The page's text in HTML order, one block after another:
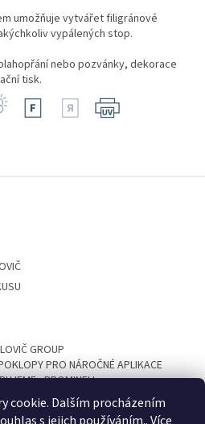
cookie. Dalším procházením
umožňuje vytvářet filigránové
vypálených stop.
nebo pozvánky, dekorace
tisk.
GROUP
PRO NÁROČNÉ APLIKACE
PROMINELI